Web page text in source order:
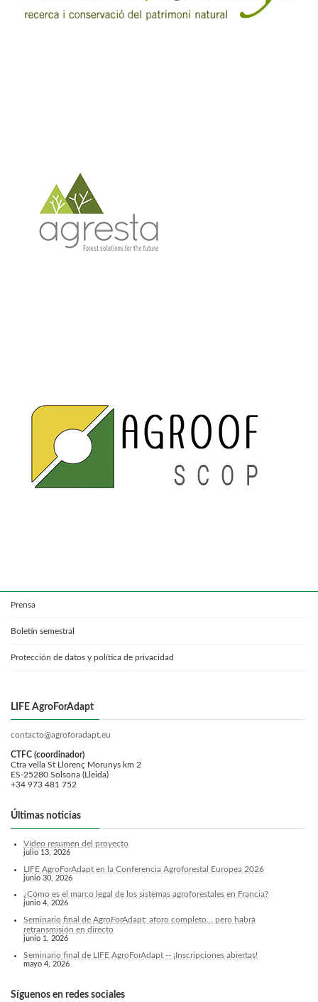
Prensa
Boletín semestral
Protección de datos y política de privacidad
LIFE AgroForAdapt
contacto@agroforadapt.eu
CTFC (coordinador)
Ctra vella St Llorenç Morunys km 2
ES-25280 Solsona (Lleida)
+34 973 481 752
Últimas noticias
Vídeo resumen del proyecto
julio 13, 2026
LIFE AgroForAdapt en la Conferencia Agroforestal Europea 2026
junio 30, 2026
¿Cómo es el marco legal de los sistemas agroforestales en Francia?
junio 4, 2026
Seminario final de AgroForAdapt: aforo completo... pero habrá
retransmisión en directo
junio 1, 2026
Seminario final de LIFE AgroForAdapt -- ¡Inscripciones abiertas!
mayo 4, 2026
Síguenos en redes sociales